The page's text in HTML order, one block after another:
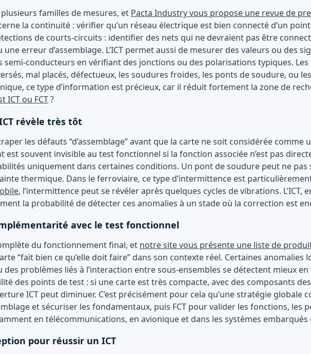
familles de mesures, et Pacta Industry vous propose une revue de
la continuité : vérifier qu’un réseau électrique est bien connecté d’un
de courts-circuits : identifier des nets qui ne devraient pas être
erreur d’assemblage. L’ICT permet aussi de mesurer des valeurs ou des
semi-conducteurs en vérifiant des jonctions ou des polarisations typiques.
mal placés, défectueux, les soudures froides, les ponts de soudure, ou
ce type d’information est précieux, car il réduit fortement la zone de
ICT ou FCT?
révèle très tôt
les défauts “d’assemblage” avant que la carte ne soit considérée
est souvent invisible au test fonctionnel si la fonction associée n’est pas
uniquement dans certaines conditions. Un pont de soudure peut ne
thermique. Dans le ferroviaire, ce type d’intermittence est
, l’intermittence peut se révéler après quelques cycles de vibrations.
la probabilité de détecter ces anomalies à un stade où la correction est
avec le test fonctionnel
du fonctionnement final, et notre site vous présente une liste de
“fait bien ce qu’elle doit faire” dans son contexte réel. Certaines
problèmes liés à l’interaction entre sous-ensembles se détectent mieux en
des points de test : si une carte est très compacte, avec des composants
ICT peut diminuer. C’est précisément pour cela qu’une stratégie globale
et sécuriser les fondamentaux, puis FCT pour valider les fonctions,
en télécommunications, en avionique et dans les systèmes embarqués
pour réussir un ICT